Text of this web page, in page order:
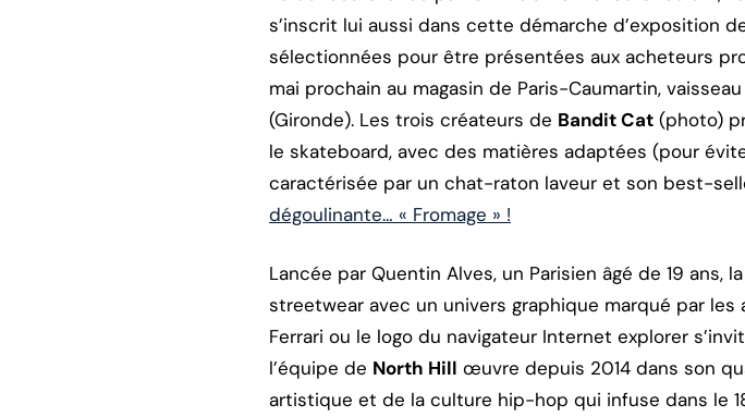
s’inscrit lui aussi dans cette démarche d’exposition
sélectionnées pour être présentées aux acheteurs
mai prochain au magasin de Paris-Caumartin,
(Gironde). Les trois créateurs de Bandit Cat (photo)
le skateboard, avec des matières adaptées (pour
caractérisée par un chat-raton laveur et son best-
dégoulinante… « Fromage » !
Lancée par Quentin Alves, un Parisien âgé de 19 ans,
streetwear avec un univers graphique marqué par les
Ferrari ou le logo du navigateur Internet explorer
l’équipe de North Hill œuvre depuis 2014 dans son
artistique et de la culture hip-hop qui infuse dans le